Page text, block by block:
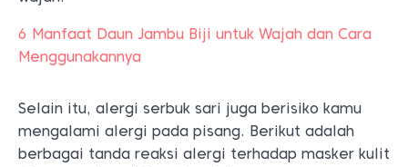
6 Manfaat Daun Jambu Biji untuk Wajah dan Cara
Menggunakannya
Selain itu, alergi serbuk sari juga berisiko kamu
mengalami alergi pada pisang. Berikut adalah
berbagai tanda reaksi alergi terhadap masker kulit